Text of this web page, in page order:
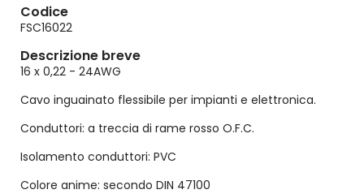
Codice
FSC16022
Descrizione breve
16 x 0,22 - 24AWG
Cavo inguainato flessibile per impianti e elettronica.
Conduttori: a treccia di rame rosso O.F.C.
Isolamento conduttori: PVC
Colore anime: secondo DIN 47100